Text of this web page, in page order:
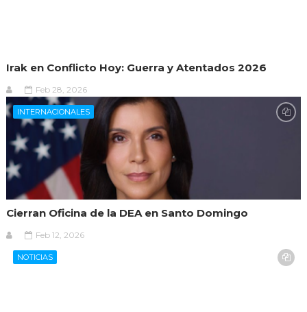
Irak en Conflicto Hoy: Guerra y Atentados 2026
Feb 28, 2026
INTERNACIONALES
Cierran Oficina de la DEA en Santo Domingo
Feb 12, 2026
NOTICIAS